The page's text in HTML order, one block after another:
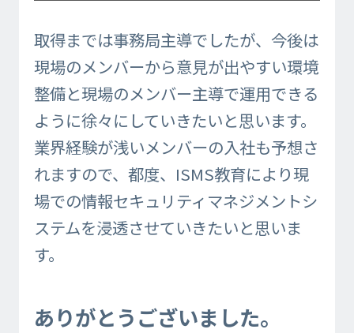
取得までは事務局主導でしたが、今後は
現場のメンバーから意見が出やすい環境
整備と現場のメンバー主導で運用できる
ように徐々にしていきたいと思います。
業界経験が浅いメンバーの入社も予想さ
れますので、都度、ISMS教育により現
場での情報セキュリティマネジメントシ
ステムを浸透させていきたいと思いま
す。
ありがとうございました。